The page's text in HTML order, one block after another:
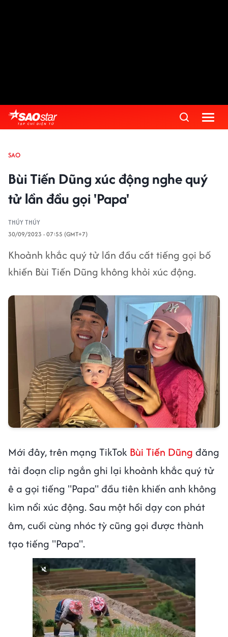
SAO
Bùi Tiến Dũng xúc động nghe quý
tử lần đầu gọi 'Papa'
THÚY THÚY
30/09/2023 - 07:55 (GMT+7)
Khoảnh khắc quý tử lần đầu cất tiếng gọi bố
khiến Bùi Tiến Dũng không khỏi xúc động.
Mới đây, trên mạng TikTok Bùi Tiến Dũng đăng
tải đoạn clip ngắn ghi lại khoảnh khắc quý tử
ê a gọi tiếng "Papa" đầu tiên khiến anh không
kìm nổi xúc động. Sau một hồi dạy con phát
âm, cuối cùng nhóc tỳ cũng gọi được thành
tạo tiếng "Papa".